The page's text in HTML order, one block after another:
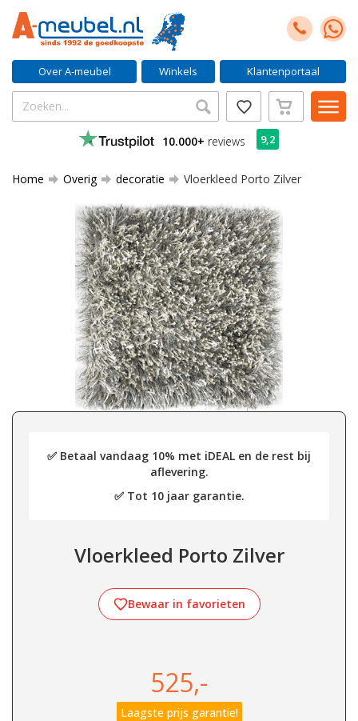
Over A-meubel Winkels Klantenportaal
10.000+ reviews 9,2
Home Overig decoratie Vloerkleed Porto Zilver
✅ Betaal vandaag 10% met iDEAL en de rest bij
aflevering.
✅ Tot 10 jaar garantie.
Vloerkleed Porto Zilver
Bewaar in favorieten
525,-
Laagste prijs garantie!